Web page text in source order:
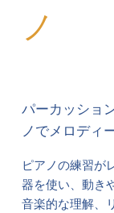
ノ
パーカッショ
ノでメロディ
ピアノの練習が
器を使い、動き
音楽的な理解、